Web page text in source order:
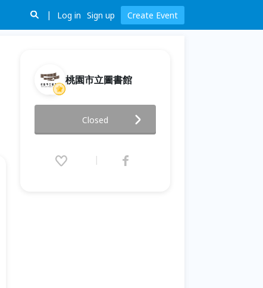
Log in Sign up Create Event
桃園市立圖書館
動-擁抱海洋: 《沈睡的水下巨
人》紀錄片放映暨映後座談
(GMT+8)
Closed